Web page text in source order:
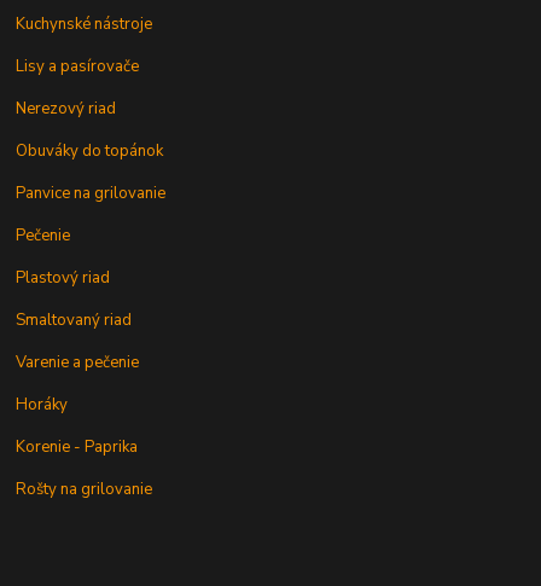
Kuchynské nástroje
Lisy a pasírovače
Nerezový riad
Obuváky do topánok
Panvice na grilovanie
Pečenie
Plastový riad
Smaltovaný riad
Varenie a pečenie
Horáky
Korenie - Paprika
Rošty na grilovanie